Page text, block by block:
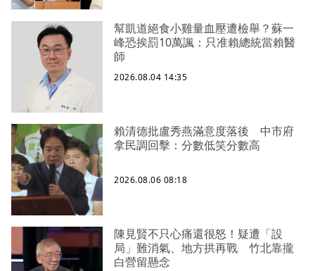
幫凱道絕食小雞量血壓遭檢舉？蘇一
峰恐挨罰10萬諷：只准賴總統當賴醫
師
2026.08.04 14:35
賴清德批盧秀燕滿意度落後 中市府
拿民調回擊：分數低笑分數高
2026.08.06 08:18
陳見賢不只心痛還很怒！疑遭「設
局」難消氣、地方拱再戰 竹北靠攏
白營留懸念